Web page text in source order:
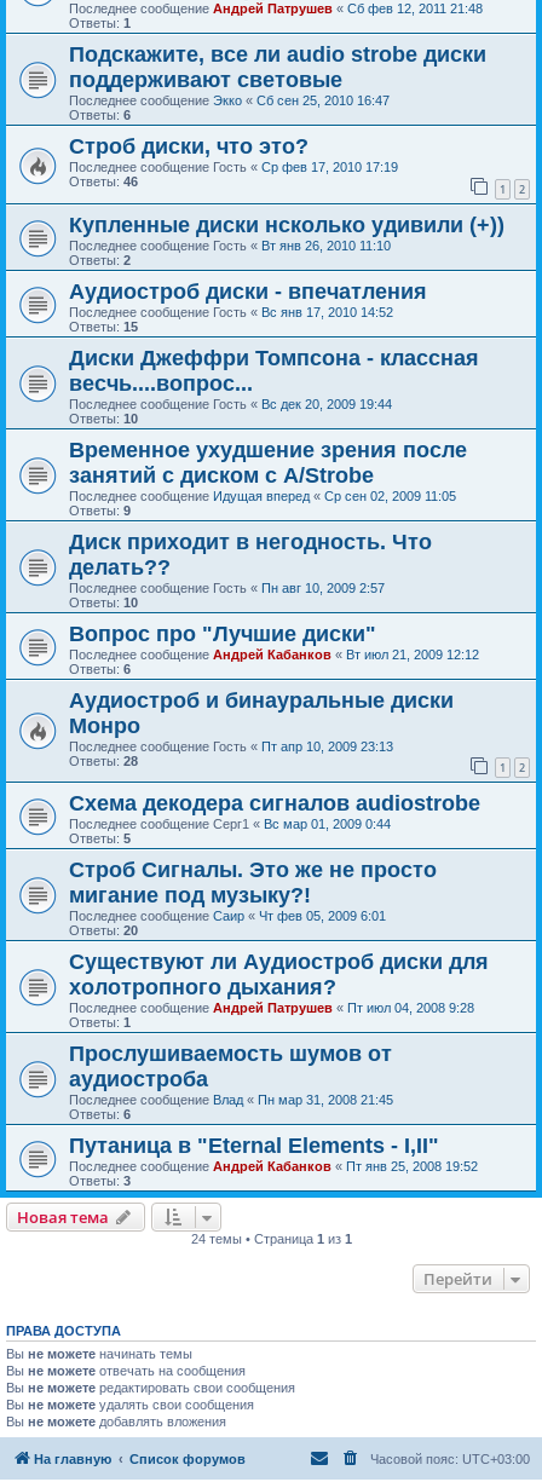
Последнее сообщение Андрей Патрушев « Сб фев 12, 2011 21:48
Ответы: 1
Подскажите, все ли audio strobe диски
поддерживают световые
Последнее сообщение Экко « Сб сен 25, 2010 16:47
Ответы: 6
Строб диски, что это?
Последнее сообщение Гость « Ср фев 17, 2010 17:19
Ответы: 46 1 2
Купленные диски нсколько удивили (+))
Последнее сообщение Гость « Вт янв 26, 2010 11:10
Ответы: 2
Аудиостроб диски - впечатления
Последнее сообщение Гость « Вс янв 17, 2010 14:52
Ответы: 15
Диски Джеффри Томпсона - классная
весчь....вопрос...
Последнее сообщение Гость « Вс дек 20, 2009 19:44
Ответы: 10
Временное ухудшение зрения после
занятий с диском с A/Strobe
Последнее сообщение Идущая вперед « Ср сен 02, 2009 11:05
Ответы: 9
Диск приходит в негодность. Что
делать??
Последнее сообщение Гость « Пн авг 10, 2009 2:57
Ответы: 10
Вопрос про "Лучшие диски"
Последнее сообщение Андрей Кабанков « Вт июл 21, 2009 12:12
Ответы: 6
Аудиостроб и бинауральные диски
Монро
Последнее сообщение Гость « Пт апр 10, 2009 23:13
Ответы: 28 1 2
Схема декодера сигналов audiostrobe
Последнее сообщение Серг1 « Вс мар 01, 2009 0:44
Ответы: 5
Строб Сигналы. Это же не просто
мигание под музыку?!
Последнее сообщение Саир « Чт фев 05, 2009 6:01
Ответы: 20
Существуют ли Аудиостроб диски для
холотропного дыхания?
Последнее сообщение Андрей Патрушев « Пт июл 04, 2008 9:28
Ответы: 1
Прослушиваемость шумов от
аудиостроба
Последнее сообщение Влад« Пн мар 31, 2008 21:45
Ответы: 6
Путаница в "Eternal Elements - I,II"
Последнее сообщение Андрей Кабанков « Пт янв 25, 2008 19:52
Ответы: 3
Новая тема
24 темы • Страница 1из 1
Перейти
ПРАВА ДОСТУПА
Вы не можете начинать темы
Вы не можете отвечать на сообщения
Вы не можете редактировать свои сообщения
Вы не можете удалять свои сообщения
Вы не можете добавлять вложения
На главную Список форумов Часовой пояс: UTC+03:00